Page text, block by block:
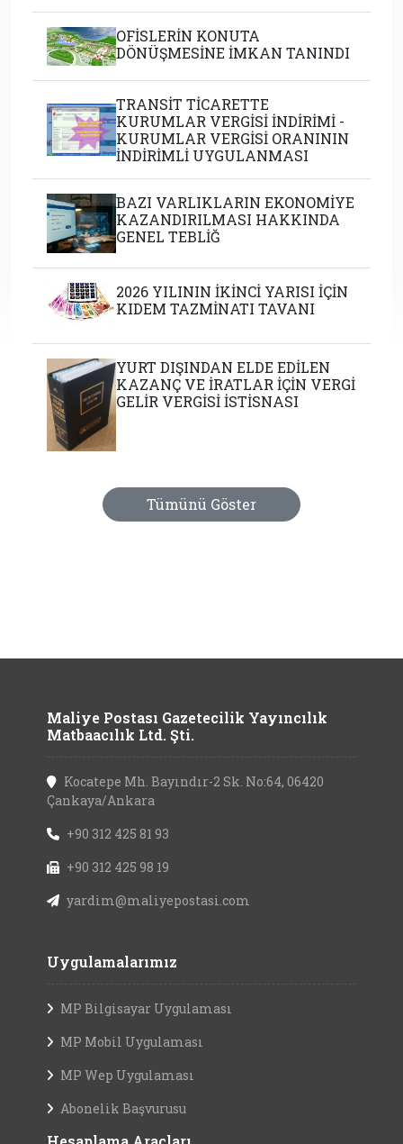
OFİSLERİN KONUTA
DÖNÜŞMESİNE İMKAN TANINDI
TRANSİT TİCARETTE
KURUMLAR VERGİSİ İNDİRİMİ -
KURUMLAR VERGİSİ ORANININ
İNDİRİMLİ UYGULANMASI
BAZI VARLIKLARIN EKONOMİYE
KAZANDIRILMASI HAKKINDA
GENEL TEBLİĞ
2026 YILININ İKİNCİ YARISI İÇİN
KIDEM TAZMİNATI TAVANI
YURT DIŞINDAN ELDE EDİLEN
KAZANÇ VE İRATLAR İÇİN VERGİ
GELİR VERGİSİ İSTİSNASI
Tümünü Göster
Maliye Postası Gazetecilik Yayıncılık
Matbaacılık Ltd. Şti.
Kocatepe Mh. Bayındır-2 Sk. No:64, 06420
Çankaya/Ankara
+90 312 425 81 93
+90 312 425 98 19
yardim@maliyepostasi.com
Uygulamalarımız
MP Bilgisayar Uygulaması
MP Mobil Uygulaması
MP Wep Uygulaması
Abonelik Başvurusu